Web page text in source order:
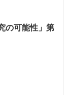
の可能性」第